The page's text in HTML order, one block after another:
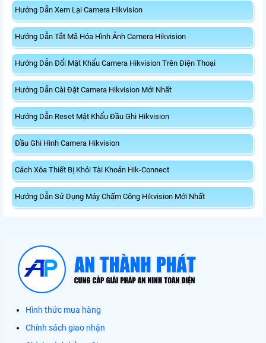
Hướng Dẫn Xem Lại Camera Hikvision
Hướng Dẫn Tắt Mã Hóa Hình Ảnh Camera Hikvision
Hướng Dẫn Đổi Mật Khẩu Camera Hikvision Trên Điện Thoại
Hướng Dẫn Cài Đặt Camera Hikvision Mới Nhất
Hướng Dẫn Reset Mật Khẩu Đầu Ghi Hikvision
Đầu Ghi Hình Camera Hikvision
Cách Xóa Thiết Bị Khỏi Tài Khoản Hik-Connect
Hướng Dẫn Sử Dụng Máy Chấm Công Hikvision Mới Nhất
Hình thức mua hàng
Chính sách giao nhận